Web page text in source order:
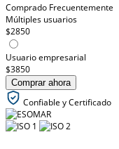
Comprado Frecuentemente
Múltiples usuarios
$2850
Usuario empresarial
$3850
Comprar ahora
Confiable y Certificado